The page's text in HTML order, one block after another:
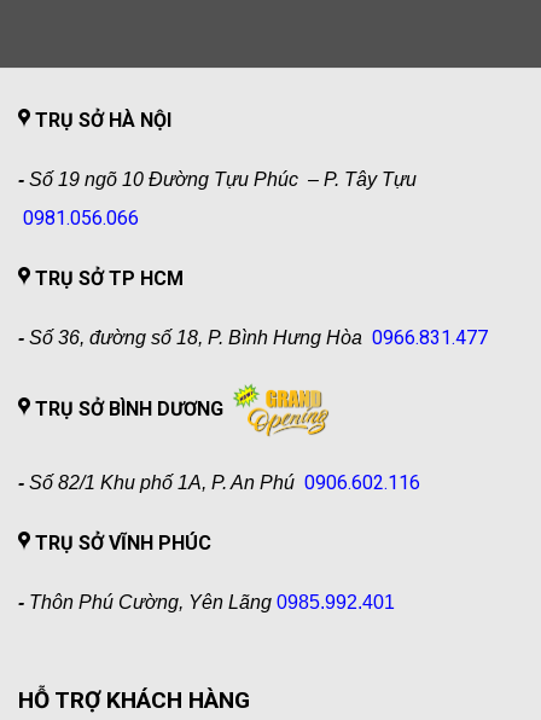
TRỤ SỞ HÀ NỘI
- Số 19 ngõ 10 Đường Tựu Phúc – P. Tây Tựu
0981.056.066
TRỤ SỞ TP HCM
- Số 36, đường số 18, P. Bình Hưng Hòa 0966.831.477
TRỤ SỞ BÌNH DƯƠNG
- Số 82/1 Khu phố 1A, P. An Phú 0906.602.116
TRỤ SỞ VĨNH PHÚC
- Thôn Phú Cường, Yên Lãng 0985.992.401
HỖ TRỢ KHÁCH HÀNG